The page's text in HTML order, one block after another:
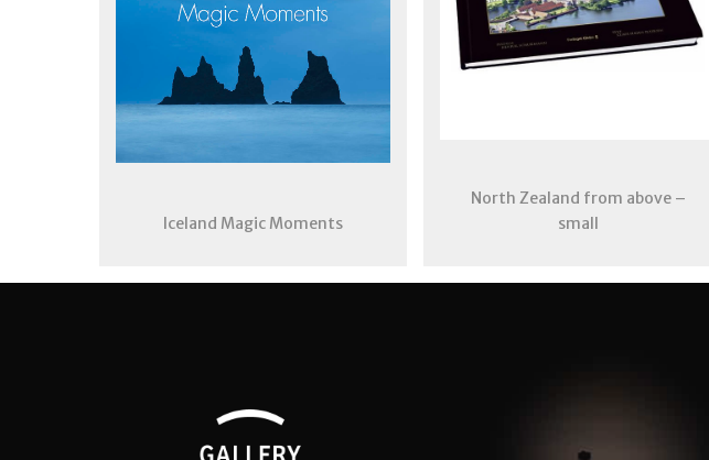
Iceland Magic Moments
North Zealand from above –
small